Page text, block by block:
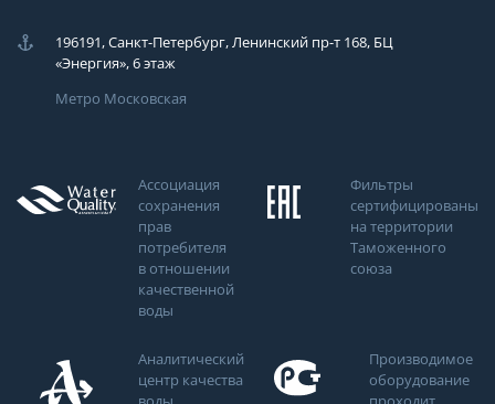
196191, Санкт-Петербург, Ленинский пр-т 168, БЦ
«Энергия», 6 этаж
Метро Московская
Ассоциация
сохранения
прав
потребителя
в отношении
качественной
воды
Фильтры
сертифицированы
на территории
Таможенного
союза
Аналитический
центр качества
Производимое
оборудование